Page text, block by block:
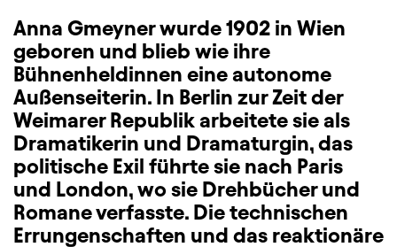
Anna Gmeyner wurde 1902 in Wien
geboren und blieb wie ihre
Bühnenheldinnen eine autonome
Außenseiterin. In Berlin zur Zeit der
Weimarer Republik arbeitete sie als
Dramatikerin und Dramaturgin, das
politische Exil führte sie nach Paris
und London, wo sie Drehbücher und
Romane verfasste. Die technischen
Errungenschaften und das reaktionäre